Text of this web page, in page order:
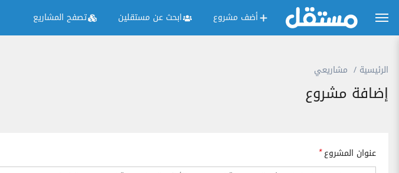
أضف مشروع ابحث عن مستقلين تصفح المشاريع
الرئيسية مشاريعي
إضافة مشروع
عنوان المشروع*